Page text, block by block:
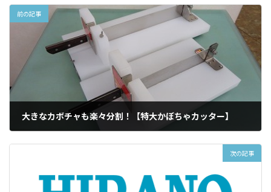
前の記事
大きなカボチャも楽々分割！【特大かぼちゃカッター】
次の記事